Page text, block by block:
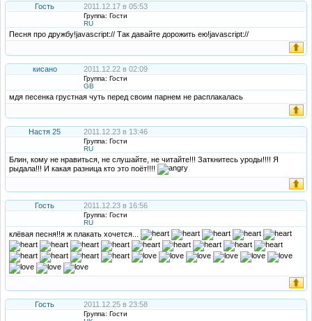
Гость 2011.12.17 в 05:53
Группа: Гости
RU
Песня про дружбу!javascript:// Так давайте дорожить ею!javascript://
кисано 2011.12.22 в 02:09
Группа: Гости
GB
мдя песенка грустная чуть перед своим парнем не расплакалась
Настя 25 2011.12.23 в 13:46
Группа: Гости
RU
Блин, кому не нравиться, не слушайте, не читайте!!! Заткнитесь уроды!!!! Я
рыдала!!! И какая разница кто это поёт!!!!
Гость 2011.12.23 в 16:56
Группа: Гости
RU
клёвая песня!!я ж плакать хочется...
Гость 2011.12.25 в 23:58
Группа: Гости